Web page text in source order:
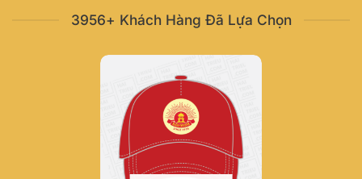
3956+ Khách Hàng Đã Lựa Chọn